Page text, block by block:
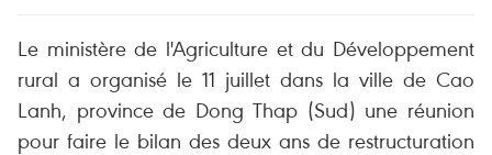
Le ministère de l'Agriculture et du Développement
rural a organisé le 11 juillet dans la ville de Cao
Lanh, province de Dong Thap (Sud) une réunion
pour faire le bilan des deux ans de restructuration